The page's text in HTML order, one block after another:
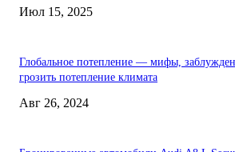
Июл 15, 2025
Глобальное потепление — мифы,
грозить потепление климата
Авг 26, 2024